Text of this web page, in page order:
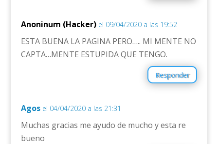
Anoninum (Hacker) el 09/04/2020 a las 19:52
ESTA BUENA LA PAGINA PERO….. MI MENTE NO
CAPTA…MENTE ESTUPIDA QUE TENGO.
Responder
Agos el 04/04/2020 a las 21:31
Muchas gracias me ayudo de mucho y esta re
bueno